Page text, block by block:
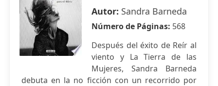
Autor: Sandra Barneda
Número de Páginas: 568
Después del éxito de Reír al
viento y La Tierra de las
Mujeres, Sandra Barneda
debuta en la no ficción con un recorrido por